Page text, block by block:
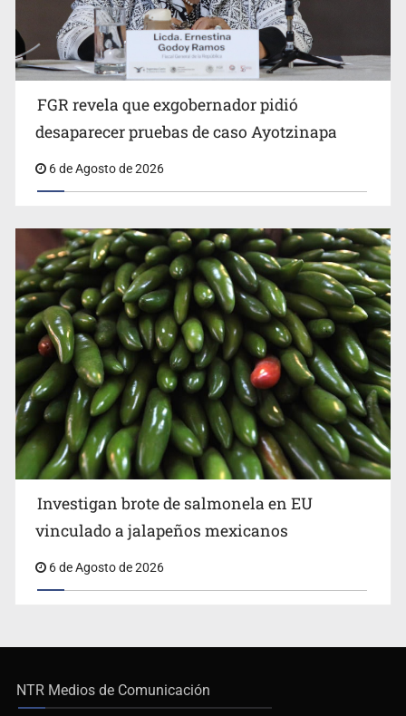
Kershenobich descarta brote de ciclosporiasis en
FGR revela que exgobernador pidió
desaparecer pruebas de caso Ayotzinapa
6 de Agosto de 2026
Investigan brote de salmonela en EU
vinculado a jalapeños mexicanos
6 de Agosto de 2026
NTR Medios de Comunicación